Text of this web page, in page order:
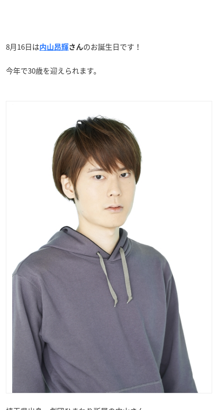
8月16日は内山昂輝さんのお誕生日です！
今年で30歳を迎えられます。